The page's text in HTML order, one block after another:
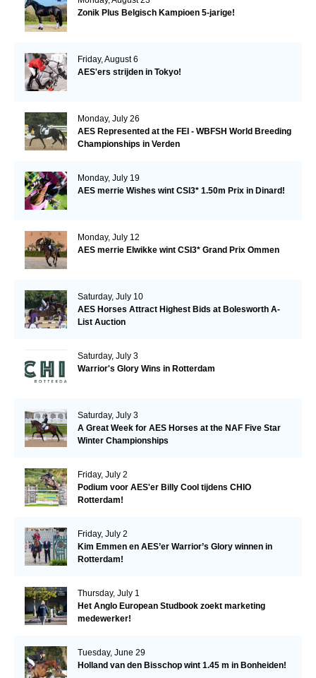
Zonik Plus Belgisch Kampioen 5-jarige!
Friday, August 6
AES'ers strijden in Tokyo!
Monday, July 26
AES Represented at the FEI - WBFSH World Breeding
Championships in Verden
Monday, July 19
AES merrie Wishes wint CSI3* 1.50m Prix in Dinard!
Monday, July 12
AES merrie Elwikke wint CSI3* Grand Prix Ommen
Saturday, July 10
AES Horses Attract Highest Bids at Bolesworth A-
List Auction
Saturday, July 3
Warrior's Glory Wins in Rotterdam
Saturday, July 3
A Great Week for AES Horses at the NAF Five Star
Winter Championships
Friday, July 2
Podium voor AES'er Billy Cool tijdens CHIO
Rotterdam!
Friday, July 2
Kim Emmen en AES’er Warrior’s Glory winnen in
Rotterdam!
Thursday, July 1
Het Anglo European Studbook zoekt marketing
medewerker!
Tuesday, June 29
Holland van den Bisschop wint 1.45 m in Bonheiden!